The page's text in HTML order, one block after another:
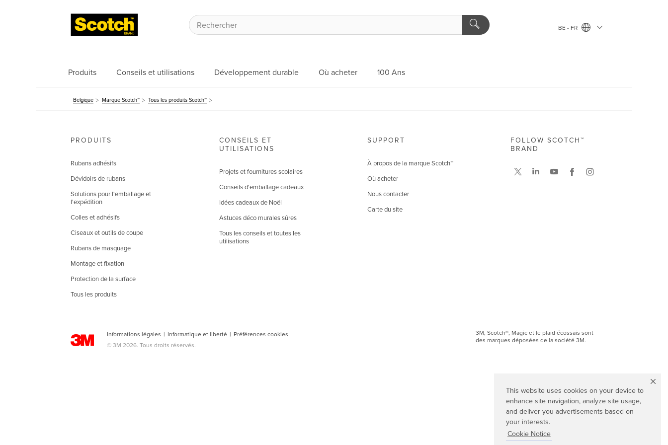
This website uses cookies on your device to
enhance site navigation, analyze site usage,
and deliver you advertisements based on
your interests.
Cookie Notice
BE - FR
Produits Conseils et utilisations Développement durable Où acheter 100 Ans
Belgique Marque Scotch™ Tous les produits Scotch™
PRODUITS
Rubans adhésifs
Dévidoirs de rubans
Solutions pour l'emballage et
l'expédition
Colles et adhésifs
Ciseaux et outils de coupe
Rubans de masquage
Montage et fixation
Protection de la surface
Tous les produits
CONSEILS ET
UTILISATIONS
Projets et fournitures scolaires
Conseils d'emballage cadeaux
Idées cadeaux de Noël
Astuces déco murales sûres
Tous les conseils et toutes les
utilisations
SUPPORT
À propos de la marque Scotch™
Où acheter
Nous contacter
Carte du site
Informations légales | Informatique et liberté | Préférences cookies
© 3M 2026. Tous droits réservés.
FOLLOW SCOTCH™
BRAND
3M, Scotch®, Magic et le plaid écossais sont
des marques déposées de la société 3M.